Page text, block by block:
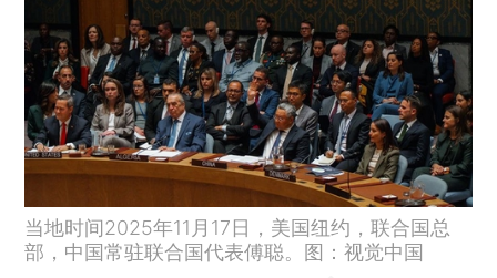
当地时间2025年11月17日，美国纽约，联合国总
部，中国常驻联合国代表傅聪。图：视觉中国